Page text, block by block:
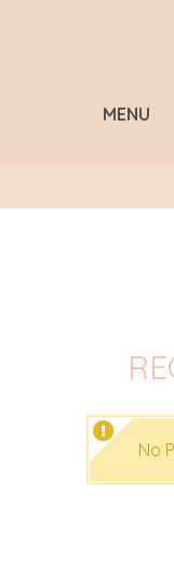
MENU
No